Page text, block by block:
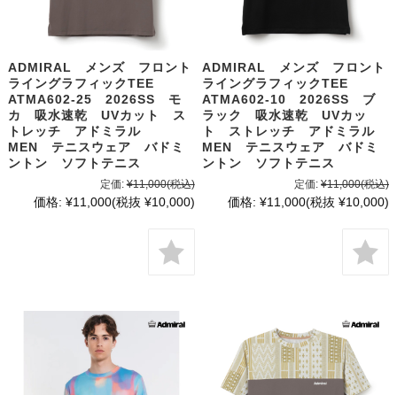
ADMIRAL メンズ フロント
ライングラフィックTEE
ATMA602-25 2026SS モ
カ 吸水速乾 UVカット ス
トレッチ アドミラル
MEN テニスウェア バドミ
ントン ソフトテニス
定価: ¥11,000(税込)
価格: ¥11,000(税抜 ¥10,000)
ADMIRAL メンズ フロント
ライングラフィックTEE
ATMA602-10 2026SS ブ
ラック 吸水速乾 UVカッ
ト ストレッチ アドミラル
MEN テニスウェア バドミ
ントン ソフトテニス
定価: ¥11,000(税込)
価格: ¥11,000(税抜 ¥10,000)